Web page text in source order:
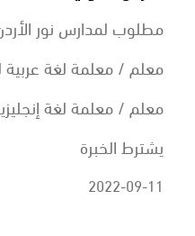
مطلوب لمدارس نور
معلم / معلمة لغة عربية
معلم / معلمة لغة
يشترط الخبرة
2022-09-11